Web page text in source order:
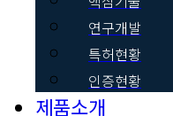
연구개발
특허현황
인증현황
제품소개